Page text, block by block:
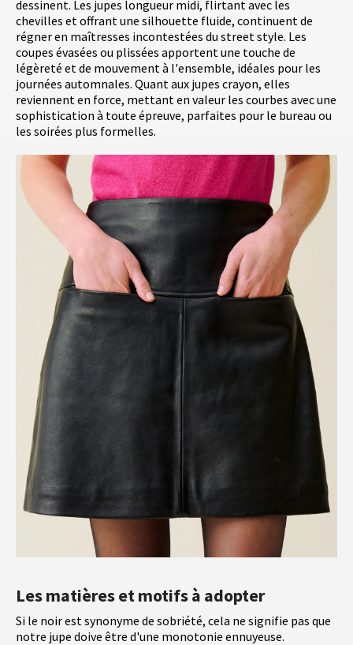
dessinent. Les jupes longueur midi, flirtant avec les
chevilles et offrant une silhouette fluide, continuent de
régner en maîtresses incontestées du street style. Les
coupes évasées ou plissées apportent une touche de
légèreté et de mouvement à l'ensemble, idéales pour les
journées automnales. Quant aux jupes crayon, elles
reviennent en force, mettant en valeur les courbes avec une
sophistication à toute épreuve, parfaites pour le bureau ou
les soirées plus formelles.
Les matières et motifs à adopter
Si le noir est synonyme de sobriété, cela ne signifie pas que
notre jupe doive être d'une monotonie ennuyeuse.